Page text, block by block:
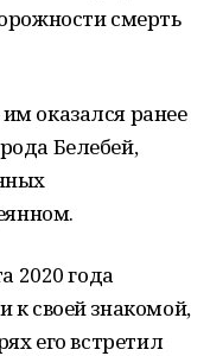
смерть
оказался ранее
Белебей,
2020 года
к своей знакомой,
его встретил